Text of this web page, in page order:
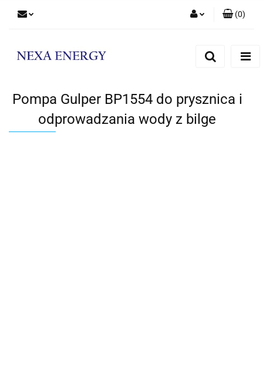
(0)
Pompa Gulper BP1554 do prysznica i
odprowadzania wody z bilge